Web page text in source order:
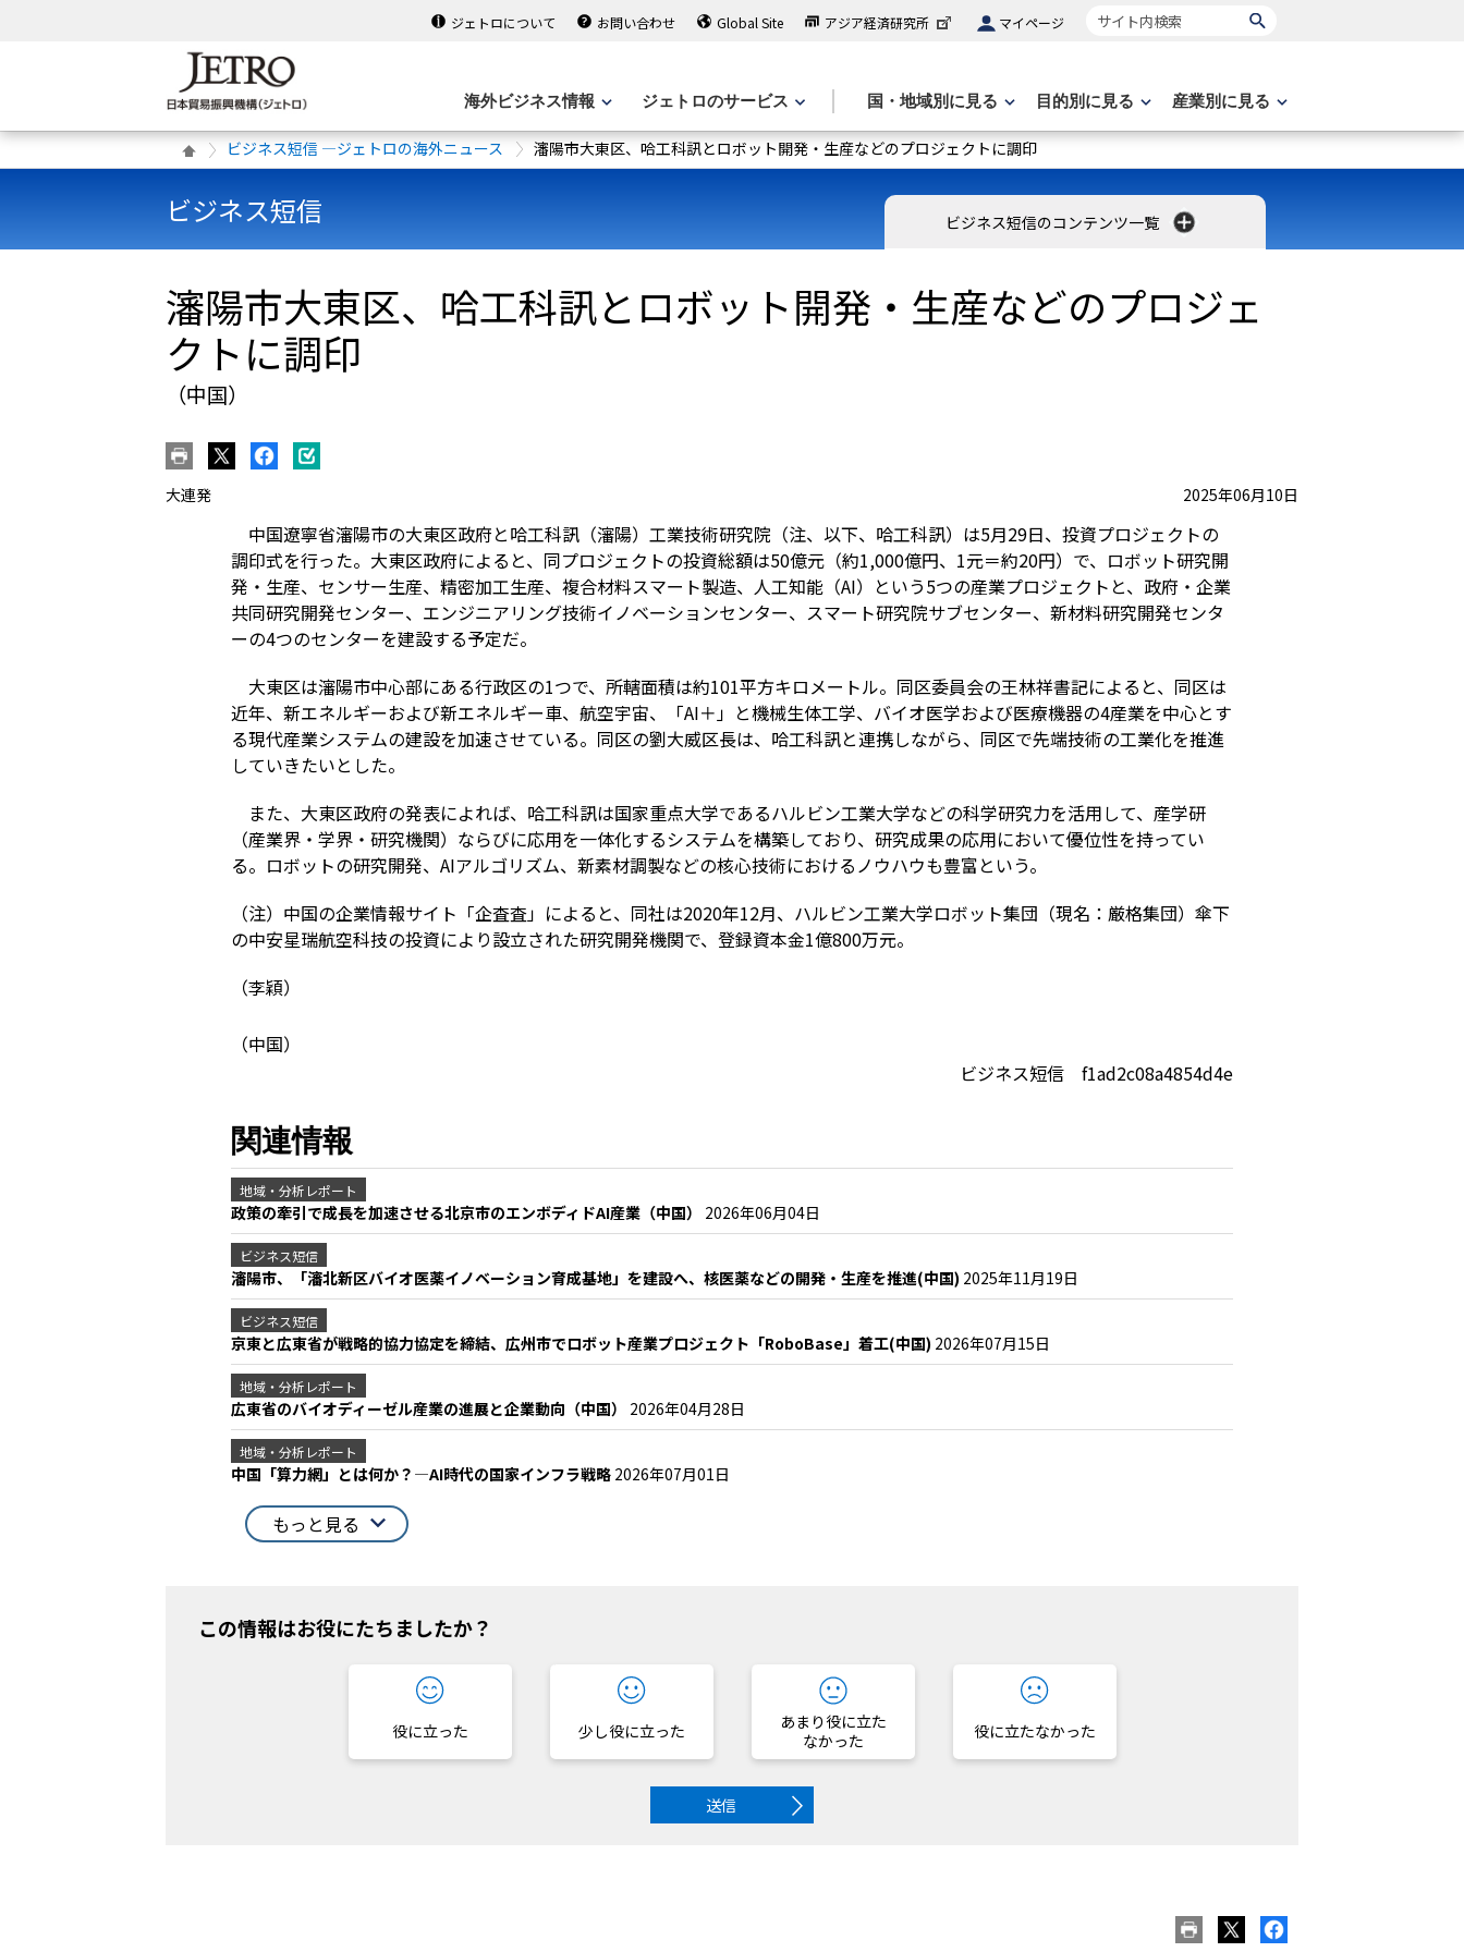
ジェトロについて お問い合わせ Global Site アジア経済研究所 マイページ サイト内検索
海外ビジネス情報 ジェトロのサービス 国・地域別に見る 目的別に見る 産業別に見る
ビジネス短信 ―ジェトロの海外ニュース 瀋陽市大東区、哈工科訊とロボット開発・生産などのプロジェクトに調印
ビジネス短信 ビジネス短信のコンテンツ一覧
瀋陽市大東区、哈工科訊とロボット開発・生産などのプロジェ
クトに調印
（中国）
大連発 2025年06月10日
中国遼寧省瀋陽市の大東区政府と哈工科訊（瀋陽）工業技術研究院（注、以下、哈工科訊）は5月29日、投資プロジェクトの
調印式を行った。大東区政府によると、同プロジェクトの投資総額は50億元（約1,000億円、1元＝約20円）で、ロボット研究開
発・生産、センサー生産、精密加工生産、複合材料スマート製造、人工知能（AI）という5つの産業プロジェクトと、政府・企業
共同研究開発センター、エンジニアリング技術イノベーションセンター、スマート研究院サブセンター、新材料研究開発センタ
ーの4つのセンターを建設する予定だ。
大東区は瀋陽市中心部にある行政区の1つで、所轄面積は約101平方キロメートル。同区委員会の王林祥書記によると、同区は
近年、新エネルギーおよび新エネルギー車、航空宇宙、「AI＋」と機械生体工学、バイオ医学および医療機器の4産業を中心とす
る現代産業システムの建設を加速させている。同区の劉大威区長は、哈工科訊と連携しながら、同区で先端技術の工業化を推進
していきたいとした。
また、大東区政府の発表によれば、哈工科訊は国家重点大学であるハルビン工業大学などの科学研究力を活用して、産学研
（産業界・学界・研究機関）ならびに応用を一体化するシステムを構築しており、研究成果の応用において優位性を持ってい
る。ロボットの研究開発、AIアルゴリズム、新素材調製などの核心技術におけるノウハウも豊富という。
（注）中国の企業情報サイト「企査査」によると、同社は2020年12月、ハルビン工業大学ロボット集団（現名：厳格集団）傘下
の中安星瑞航空科技の投資により設立された研究開発機関で、登録資本金1億800万元。
（李穎）
（中国）
ビジネス短信 f1ad2c08a4854d4e
関連情報
地域・分析レポート
政策の牽引で成長を加速させる北京市のエンボディドAI産業（中国） 2026年06月04日
ビジネス短信
瀋陽市、「瀋北新区バイオ医薬イノベーション育成基地」を建設へ、核医薬などの開発・生産を推進(中国) 2025年11月19日
ビジネス短信
京東と広東省が戦略的協力協定を締結、広州市でロボット産業プロジェクト「RoboBase」着工(中国) 2026年07月15日
地域・分析レポート
広東省のバイオディーゼル産業の進展と企業動向（中国） 2026年04月28日
地域・分析レポート
中国「算力網」とは何か？—AI時代の国家インフラ戦略 2026年07月01日
もっと見る
この情報はお役にたちましたか？
役に立った 少し役に立った
あまり役に立た
なかった
役に立たなかった
送信